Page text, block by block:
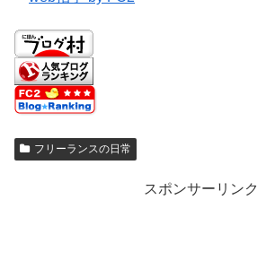
フリーランスの日常
スポンサーリンク